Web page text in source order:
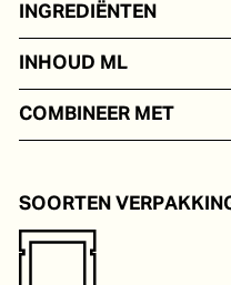
INGREDIËNTEN
INHOUD ML
COMBINEER MET
SOORTEN